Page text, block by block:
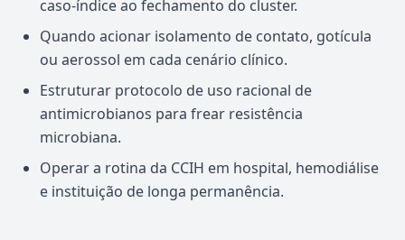
caso-índice ao fechamento do cluster.
Quando acionar isolamento de contato, gotícula
ou aerossol em cada cenário clínico.
Estruturar protocolo de uso racional de
antimicrobianos para frear resistência
microbiana.
Operar a rotina da CCIH em hospital, hemodiálise
e instituição de longa permanência.